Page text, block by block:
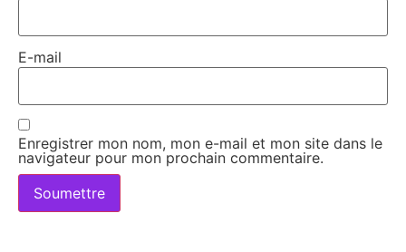
E-mail
Enregistrer mon nom, mon e-mail et mon site dans le
navigateur pour mon prochain commentaire.